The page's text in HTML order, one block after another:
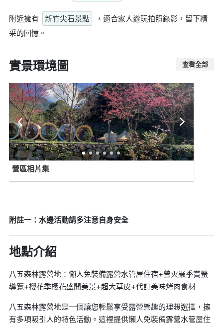
附近擁有 新竹尖石景點
，適合家人遊玩拍照錄影，留下精
采的回憶。
實景環境圖 查看全部
營區相片集
附註一：水邊活動請多注意自身安全
地點介紹
八五森林露營地：懶人免裝備露營水管屋住宿+螢火蟲季賞螢
導覽+櫻花季櫻花盛開美景+超大草皮+代訂美味烤肉食材
八五森林露營地是一個讓您輕鬆享受露營樂趣的理想選擇，擁
有多項吸引人的特色活動。這裡提供懶人免裝備露營水管屋住